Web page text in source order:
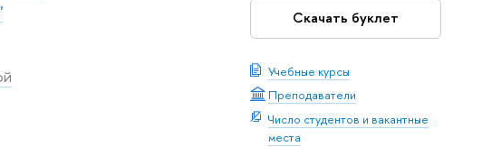
Скачать буклет
Учебные курсы
Преподаватели
Число студентов и вакантные
места